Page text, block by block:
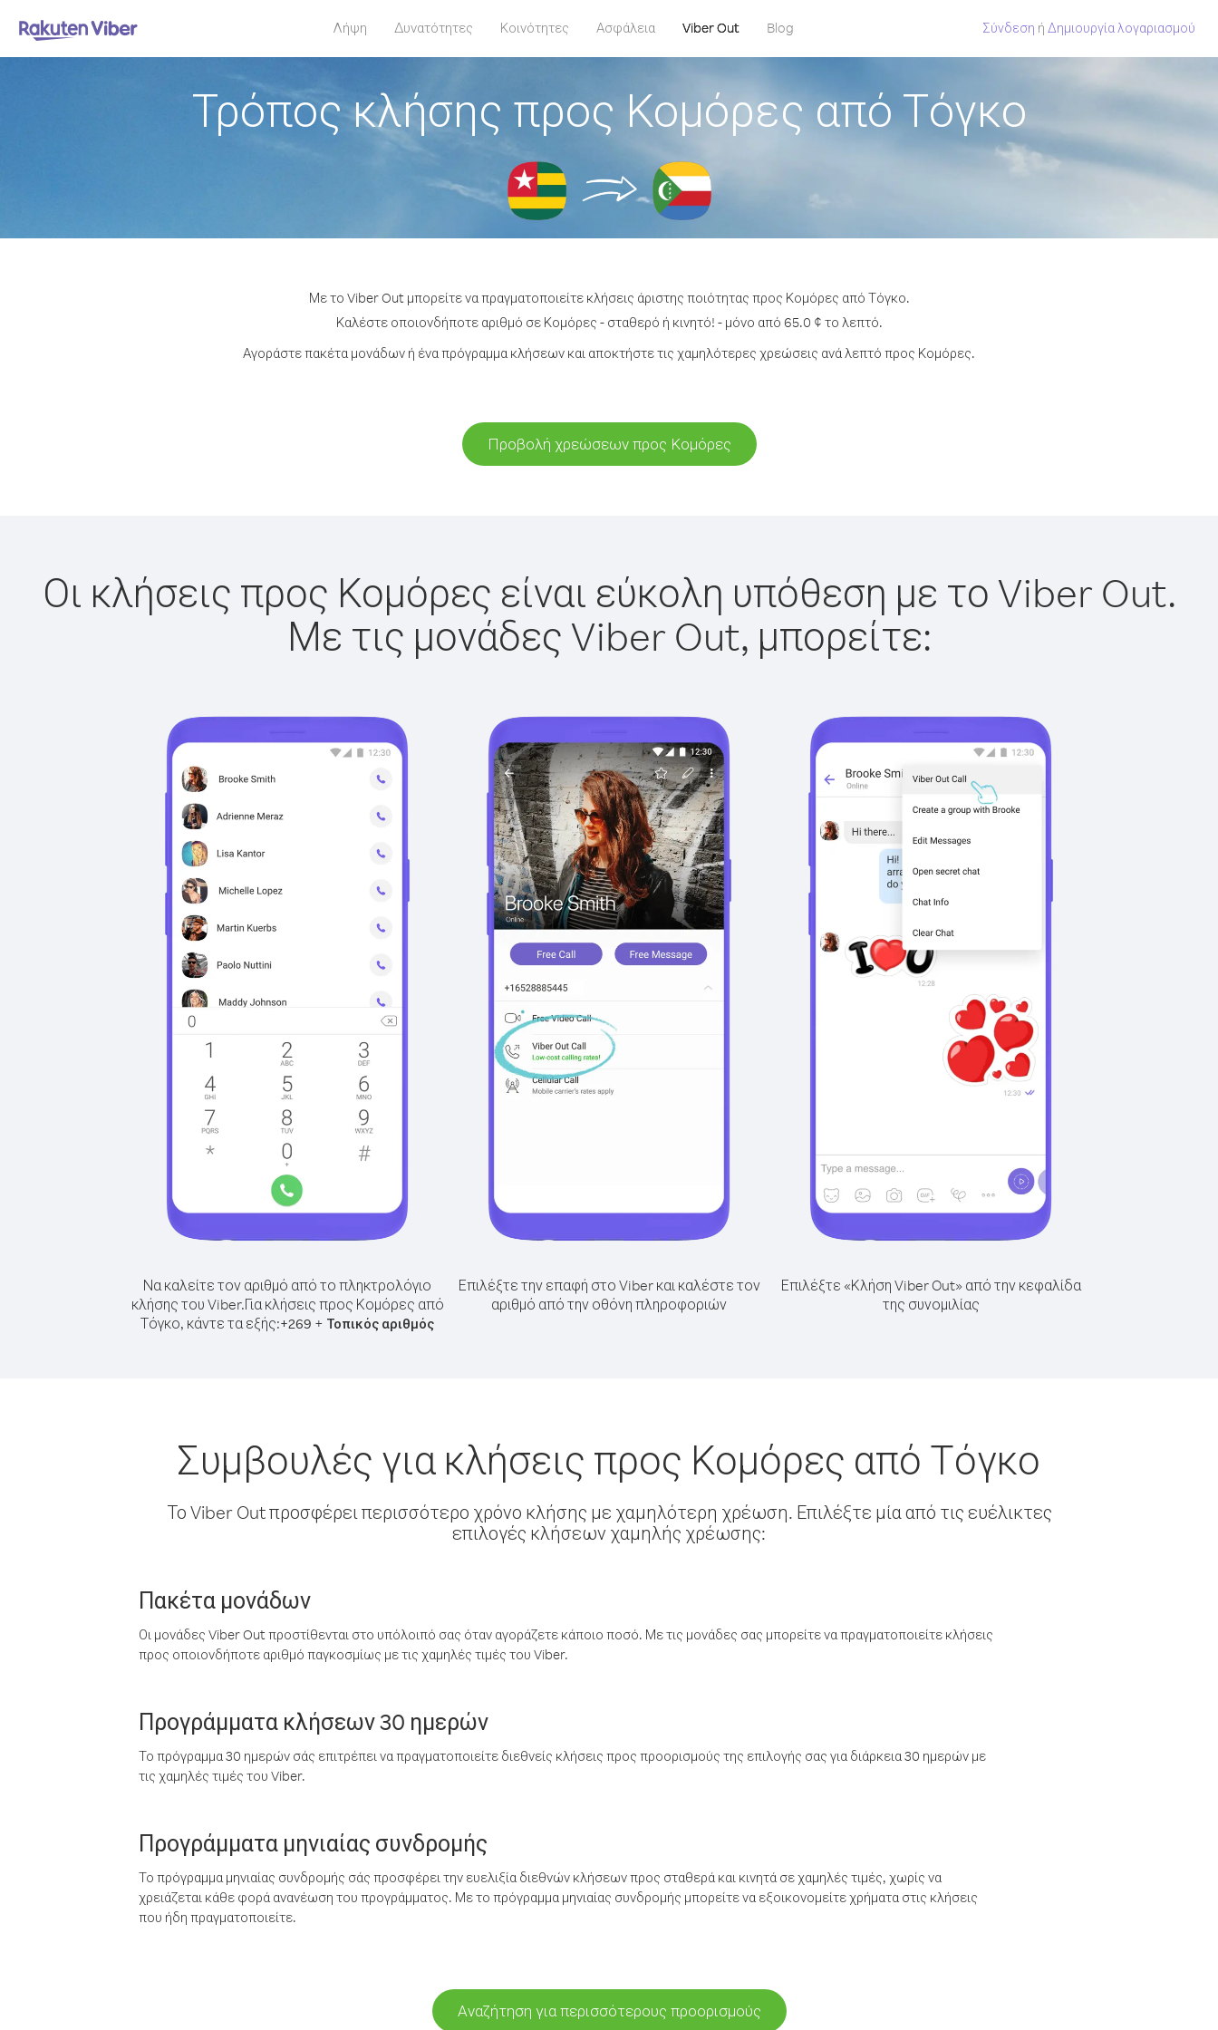
Λήψη Δυνατότητες Κοινότητες Ασφάλεια Viber Out Blog Σύνδεση ή Δημιουργία λογαριασμού
Τρόπος κλήσης προς Κομόρες από Τόγκο
Με το Viber Out μπορείτε να πραγματοποιείτε κλήσεις άριστης ποιότητας προς Κομόρες από Τόγκο.
Καλέστε οποιονδήποτε αριθμό σε Κομόρες - σταθερό ή κινητό! - μόνο από 65.0 ¢ το λεπτό.
Αγοράστε πακέτα μονάδων ή ένα πρόγραμμα κλήσεων και αποκτήστε τις χαμηλότερες χρεώσεις ανά λεπτό προς Κομόρες.
Προβολή χρεώσεων προς Κομόρες
Οι κλήσεις προς Κομόρες είναι εύκολη υπόθεση με το Viber Out.
Με τις μονάδες Viber Out, μπορείτε:
Να καλείτε τον αριθμό από το πληκτρολόγιο
κλήσης του Viber.Για κλήσεις προς Κομόρες από
Τόγκο, κάντε τα εξής:+269 + Τοπικός αριθμός
Επιλέξτε την επαφή στο Viber και καλέστε τον
αριθμό από την οθόνη πληροφοριών
Επιλέξτε «Κλήση Viber Out» από την κεφαλίδα
της συνομιλίας
Συμβουλές για κλήσεις προς Κομόρες από Τόγκο
Το Viber Out προσφέρει περισσότερο χρόνο κλήσης με χαμηλότερη χρέωση. Επιλέξτε μία από τις ευέλικτες
επιλογές κλήσεων χαμηλής χρέωσης:
Πακέτα μονάδων
Οι μονάδες Viber Out προστίθενται στο υπόλοιπό σας όταν αγοράζετε κάποιο ποσό. Με τις μονάδες σας μπορείτε να πραγματοποιείτε κλήσεις
προς οποιονδήποτε αριθμό παγκοσμίως με τις χαμηλές τιμές του Viber.
Προγράμματα κλήσεων 30 ημερών
Το πρόγραμμα 30 ημερών σάς επιτρέπει να πραγματοποιείτε διεθνείς κλήσεις προς προορισμούς της επιλογής σας για διάρκεια 30 ημερών με
τις χαμηλές τιμές του Viber.
Προγράμματα μηνιαίας συνδρομής
Το πρόγραμμα μηνιαίας συνδρομής σάς προσφέρει την ευελιξία διεθνών κλήσεων προς σταθερά και κινητά σε χαμηλές τιμές, χωρίς να
χρειάζεται κάθε φορά ανανέωση του προγράμματος. Με το πρόγραμμα μηνιαίας συνδρομής μπορείτε να εξοικονομείτε χρήματα στις κλήσεις
που ήδη πραγματοποιείτε.
Αναζήτηση για περισσότερους προορισμούς